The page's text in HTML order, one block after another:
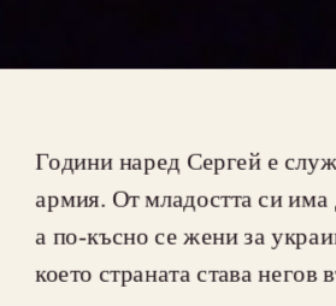
Години наред Сергей е
армия. От младостта си има
а по-късно се жени за